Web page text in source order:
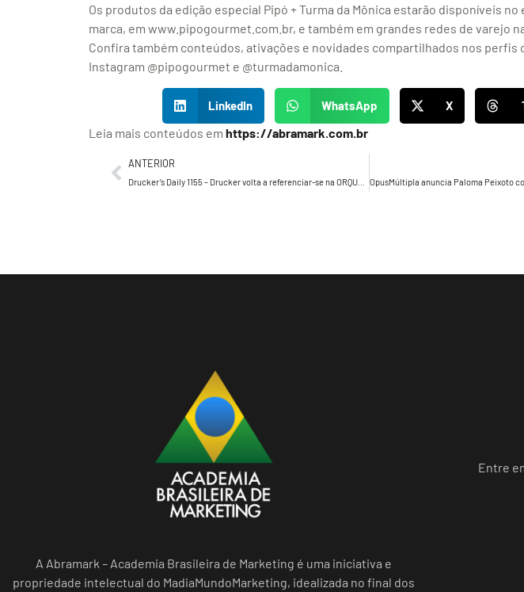
Os produtos da edição especial Pipó + Turma da Mônica estarão disponíveis
marca, em www.pipogourmet.com.br, e também em grandes redes de varejo
Confira também conteúdos, ativações e novidades compartilhados nos perfis
Instagram @pipogourmet e @turmadamonica.
LinkedIn WhatsApp X
Leia mais conteúdos em https://abramark.com.br
ANTERIOR
A Abramark – Academia Brasileira de Marketing é uma iniciativa e
propriedade intelectual do MadiaMundoMarketing, idealizada no final dos
Entre